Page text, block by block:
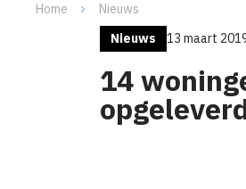
Home
Nieuws
Nieuws
13 maart
14